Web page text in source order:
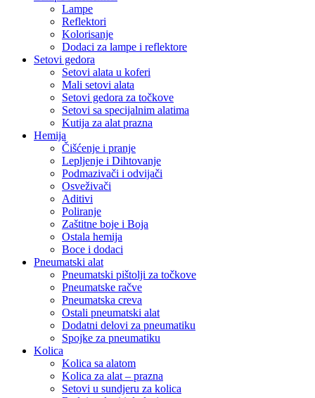
Lampe
Reflektori
Kolorisanje
Dodaci za lampe i reflektore
Setovi gedora
Setovi alata u koferi
Mali setovi alata
Setovi gedora za točkove
Setovi sa specijalnim alatima
Kutija za alat prazna
Hemija
Čišćenje i pranje
Lepljenje i Dihtovanje
Podmazivači i odvijači
Osveživači
Aditivi
Poliranje
Zaštitne boje i Boja
Ostala hemija
Boce i dodaci
Pneumatski alat
Pneumatski pištolji za točkove
Pneumatske račve
Pneumatska creva
Ostali pneumatski alat
Dodatni delovi za pneumatiku
Spojke za pneumatiku
Kolica
Kolica sa alatom
Kolica za alat – prazna
Setovi u sundjeru za kolica